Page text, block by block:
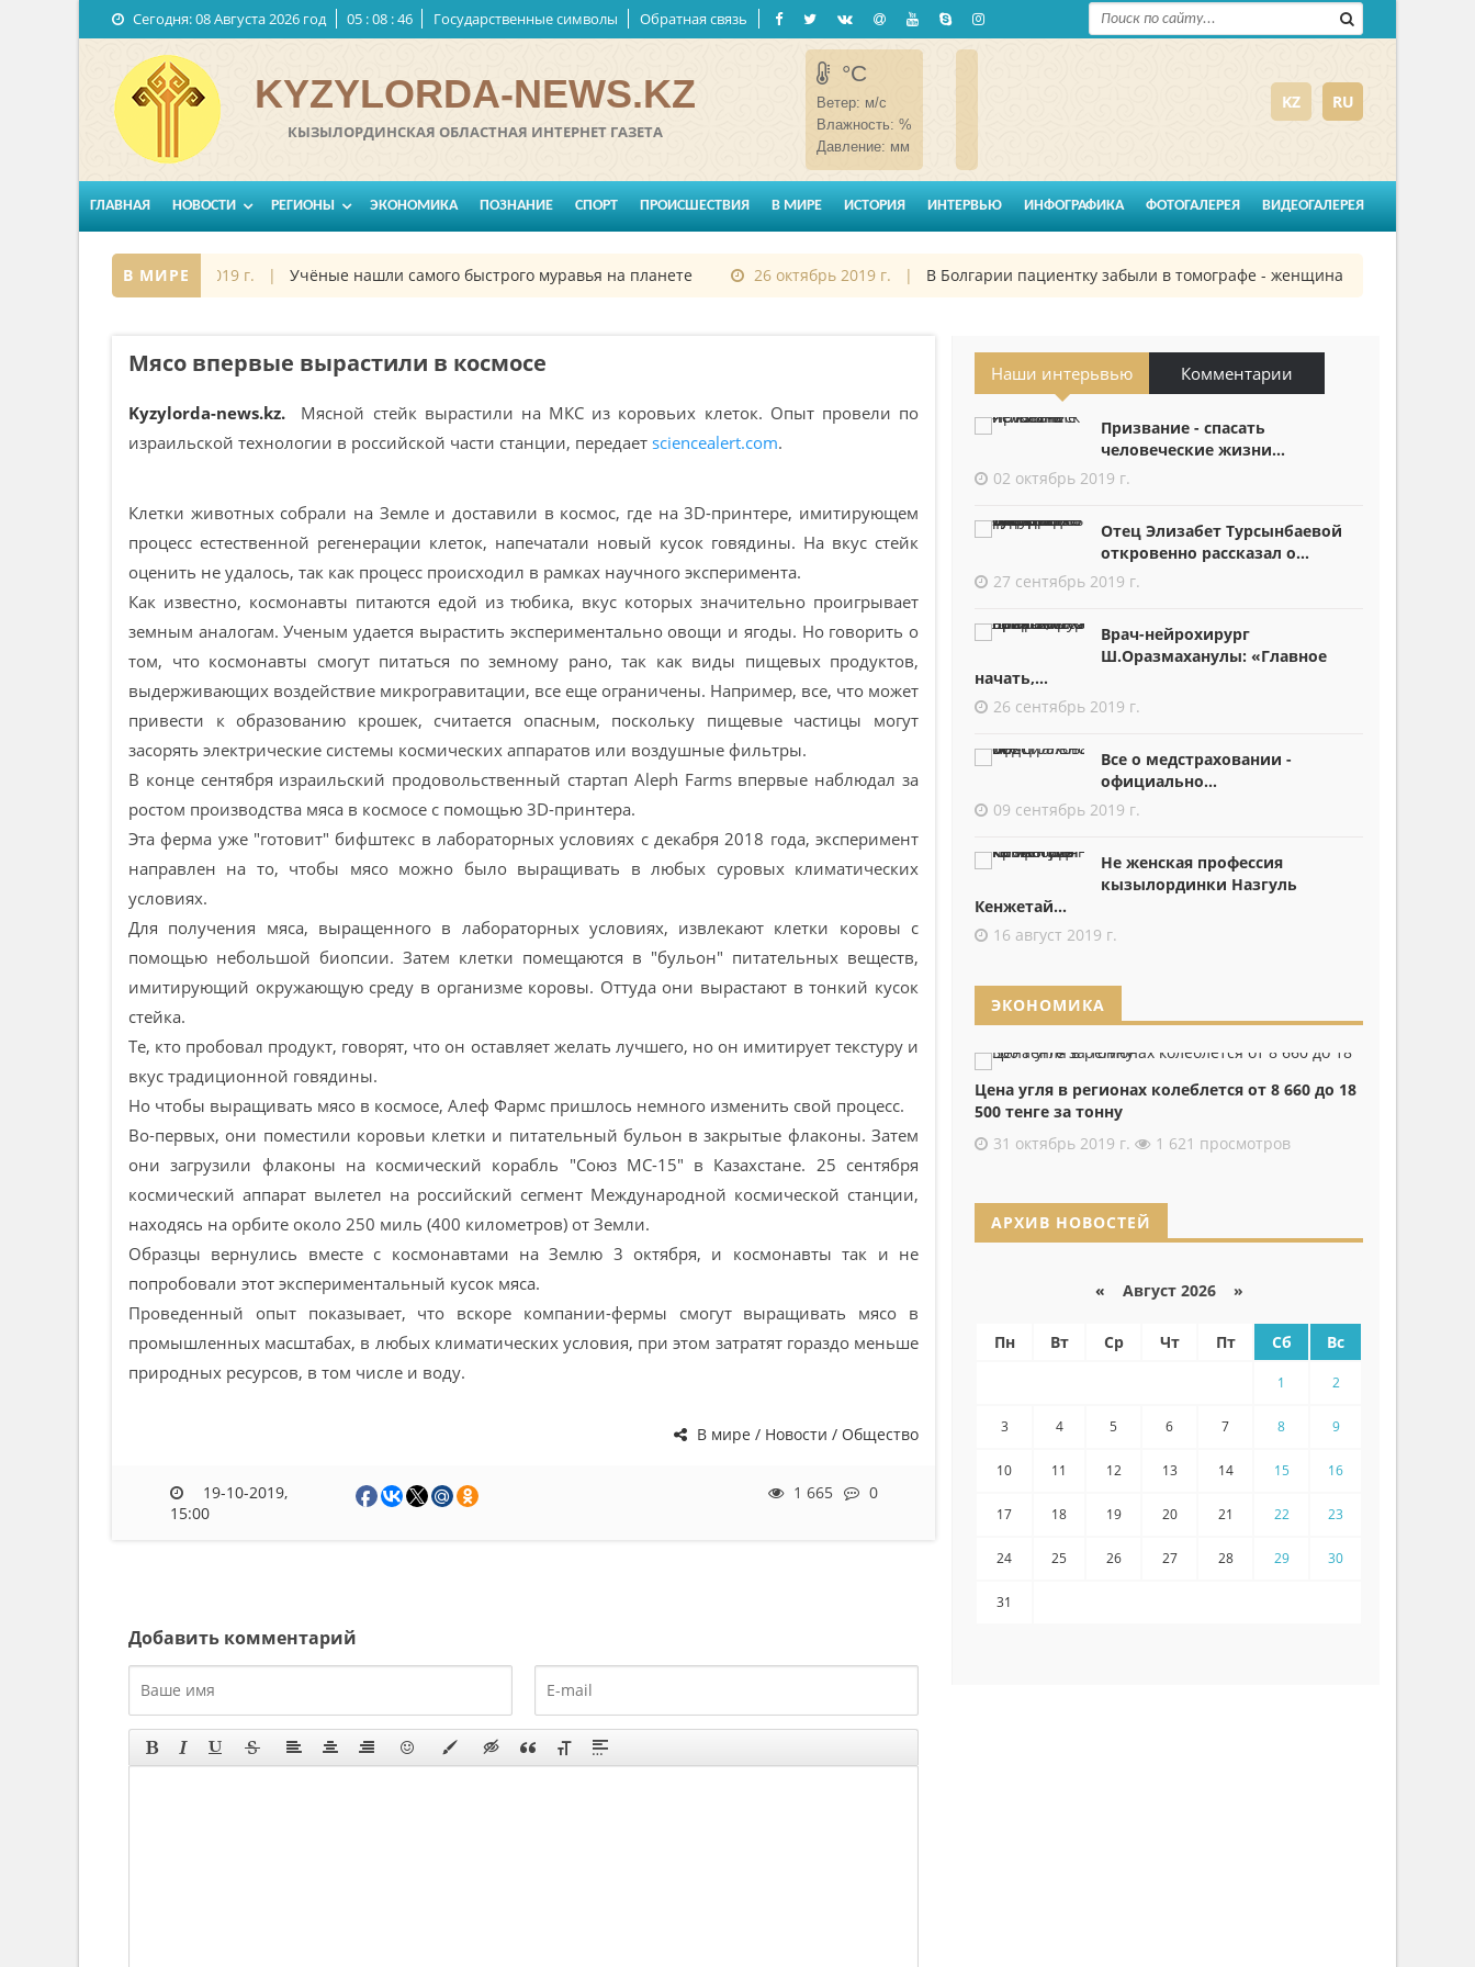
Сегодня:08 Августа 2026 год 05 :08 :46 Государственные символы Обратная связь
KYZYLORDA-NEWS.KZ
КЫЗЫЛОРДИНСКАЯ ОБЛАСТНАЯ ИНТЕРНЕТ ГАЗЕТА
°C
Ветер: м/с
Влажность: %
Давление: мм
KZ RU
ГЛАВНАЯ НОВОСТИ РЕГИОНЫ ЭКОНОМИКА ПОЗНАНИЕ СПОРТ ПРОИСШЕСТВИЯ В МИРЕ ИСТОРИЯ ИНТЕРВЬЮ ИНФОГРАФИКА ФОТОГАЛЕРЕЯ ВИДЕОГАЛЕРЕЯ
В МИРЕ
27 октябрь 2019 г. | Учёные нашли самого быстрого муравья на планете 26 октябрь 2019 г. | В Болгарии пациентку забыли в томографе - женщина шесть часов
Мясо впервые вырастили в космосе
Kyzylorda-news.kz.
Мясной стейк вырастили на МКС из коровьих клеток. Опыт провели по
израильской технологии в российской части станции, передает sciencealert.com.
Клетки животных собрали на Земле и доставили в космос, где на 3D-принтере, имитирующем
процесс естественной регенерации клеток, напечатали новый кусок говядины. На вкус стейк
оценить не удалось, так как процесс происходил в рамках научного эксперимента.
Как известно, космонавты питаются едой из тюбика, вкус которых значительно проигрывает
земным аналогам. Ученым удается вырастить экспериментально овощи и ягоды. Но говорить о
том, что космонавты смогут питаться по земному рано, так как виды пищевых продуктов,
выдерживающих воздействие микрогравитации, все еще ограничены. Например, все, что может
привести к образованию крошек, считается опасным, поскольку пищевые частицы могут
засорять электрические системы космических аппаратов или воздушные фильтры.
В конце сентября израильский продовольственный стартап Aleph Farms впервые наблюдал за
ростом производства мяса в космосе с помощью 3D-принтера.
Эта ферма уже "готовит" бифштекс в лабораторных условиях с декабря 2018 года, эксперимент
направлен на то, чтобы мясо можно было выращивать в любых суровых климатических
условиях.
Для получения мяса, выращенного в лабораторных условиях, извлекают клетки коровы с
помощью небольшой биопсии. Затем клетки помещаются в "бульон" питательных веществ,
имитирующий окружающую среду в организме коровы. Оттуда они вырастают в тонкий кусок
стейка.
Те, кто пробовал продукт, говорят, что он оставляет желать лучшего, но он имитирует текстуру и
вкус традиционной говядины.
Но чтобы выращивать мясо в космосе, Алеф Фармс пришлось немного изменить свой процесс.
Во-первых, они поместили коровьи клетки и питательный бульон в закрытые флаконы. Затем
они загрузили флаконы на космический корабль "Союз МС-15" в Казахстане. 25 сентября
космический аппарат вылетел на российский сегмент Международной космической станции,
находясь на орбите около 250 миль (400 километров) от Земли.
Образцы вернулись вместе с космонавтами на Землю 3 октября, и космонавты так и не
попробовали этот экспериментальный кусок мяса.
Проведенный опыт показывает, что вскоре компании-фермы смогут выращивать мясо в
промышленных масштабах, в любых климатических условия, при этом затратят гораздо меньше
природных ресурсов, в том числе и воду.
В мире / Новости / Общество
1 665 0
19-10-2019,
15:00
Добавить комментарий
Наши интерьвью Комментарии
Призвание - спасать
человеческие жизни...
02 октябрь 2019 г.
Отец Элизабет Турсынбаевой
откровенно рассказал о...
27 сентябрь 2019 г.
Врач-нейрохирург
Ш.Оразмаханулы: «Главное
начать,...
26 сентябрь 2019 г.
Все о медстраховании -
официально...
09 сентябрь 2019 г.
Не женская профессия
кызылординки Назгуль
Кенжетай...
16 август 2019 г.
ЭКОНОМИКА
Цена угля в регионах колеблется от 8 660 до 18
500 тенге за тонну
31 октябрь 2019 г.
1 621 просмотров
АРХИВ НОВОСТЕЙ
« Август 2026 »
Пн Вт Ср Чт Пт Сб Вс
1 2
3 4 5 6 7 8 9
10 11 12 13 14 15 16
17 18 19 20 21 22 23
24 25 26 27 28 29 30
31